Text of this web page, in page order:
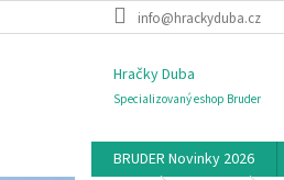
na
info@hrackyduba.cz
Hračky Duba
Specializovaný eshop Bruder
BRUDER Novinky 2026